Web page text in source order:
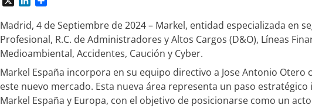
n
k
d
n
m
p
a
r
t
i
Madrid, 4 de Septiembre de 2024 – Markel, entidad especializada en
Profesional, R.C. de Administradores y Altos Cargos (D&O), Líneas
Medioambiental, Accidentes, Caución y Cyber.
Markel España incorpora en su equipo directivo a Jose Antonio
este nuevo mercado. Esta nueva área representa un paso
Markel España y Europa, con el objetivo de posicionarse como un